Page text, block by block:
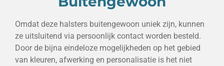
Omdat deze halsters buitengewoon uniek zijn, kunnen
ze uitsluitend via persoonlijk contact worden besteld.
Door de bijna eindeloze mogelijkheden op het gebied
van kleuren, afwerking en personalisatie is het niet